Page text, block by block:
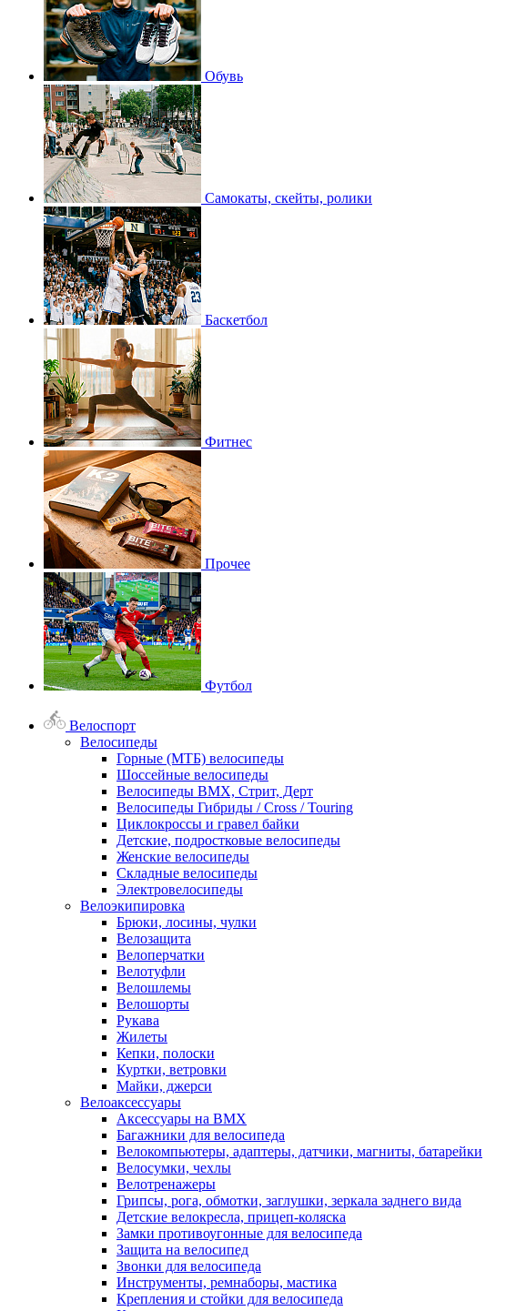
Обувь
Самокаты, скейты, ролики
Баскетбол
Фитнес
Прочее
Футбол
Велоспорт
Велосипеды
Горные (МТБ) велосипеды
Шоссейные велосипеды
Велосипеды BMX, Стрит, Дерт
Велосипеды Гибриды / Cross / Touring
Циклокроссы и гравел байки
Детские, подростковые велосипеды
Женские велосипеды
Складные велосипеды
Электровелосипеды
Велоэкипировка
Брюки, лосины, чулки
Велозащита
Велоперчатки
Велотуфли
Велошлемы
Велошорты
Рукава
Жилеты
Кепки, полоски
Куртки, ветровки
Майки, джерси
Велоаксессуары
Аксессуары на BMX
Багажники для велосипеда
Велокомпьютеры, адаптеры, датчики, магниты, батарейки
Велосумки, чехлы
Велотренажеры
Грипсы, рога, обмотки, заглушки, зеркала заднего вида
Детские велокресла, прицеп-коляска
Замки противоугонные для велосипеда
Защита на велосипед
Звонки для велосипеда
Инструменты, ремнаборы, мастика
Крепления и стойки для велосипеда